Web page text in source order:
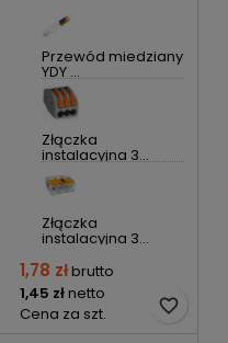
Przewód miedziany
YDY ...
Złączka
instalacyjna 3...
Złączka
instalacyjna 3...
1,78 złbrutto
1,45 złnetto
Cena za szt.
favorite_border